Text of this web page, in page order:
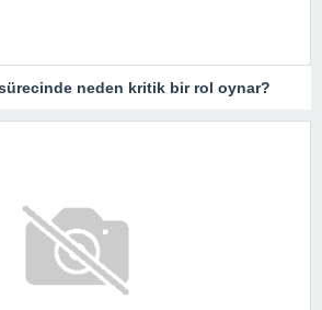
neden kritik bir rol oynar?